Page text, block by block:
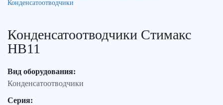
Конденсатоотводчики
Конденсатоотводчики Стимакс
НВ11
Вид оборудования:
Конденсатоотводчики
Серия: